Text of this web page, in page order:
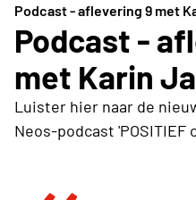
Podcast - aflevering 9 met
Podcast -
met Karin
Luister hier naar de
Neos-podcast 'POSITIEF